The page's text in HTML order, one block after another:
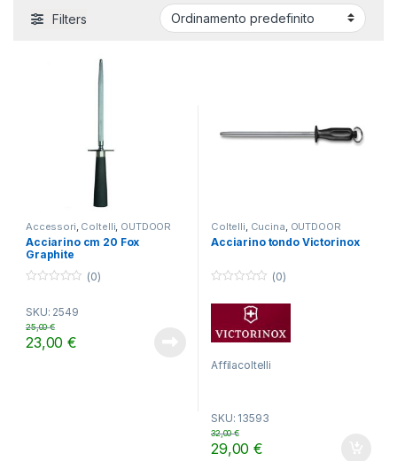
Filters
Accessori Coltelli OUTDOOR
Acciarino cm 20 Fox
Graphite
u
t
f
(0)
SKU: 2549
23,00€
25,00€
Coltelli Cucina OUTDOOR
Acciarino tondo Victorinox
o
o
f
(0)
Affilacoltelli
SKU: 13593
29,00€
32,00€